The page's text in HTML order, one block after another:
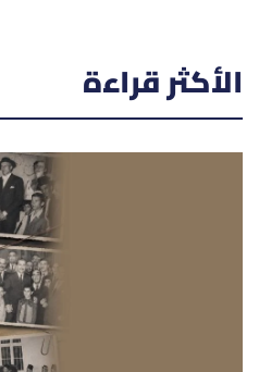
الأكثر قراءة